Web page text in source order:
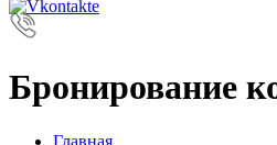
Бронирование
Главная